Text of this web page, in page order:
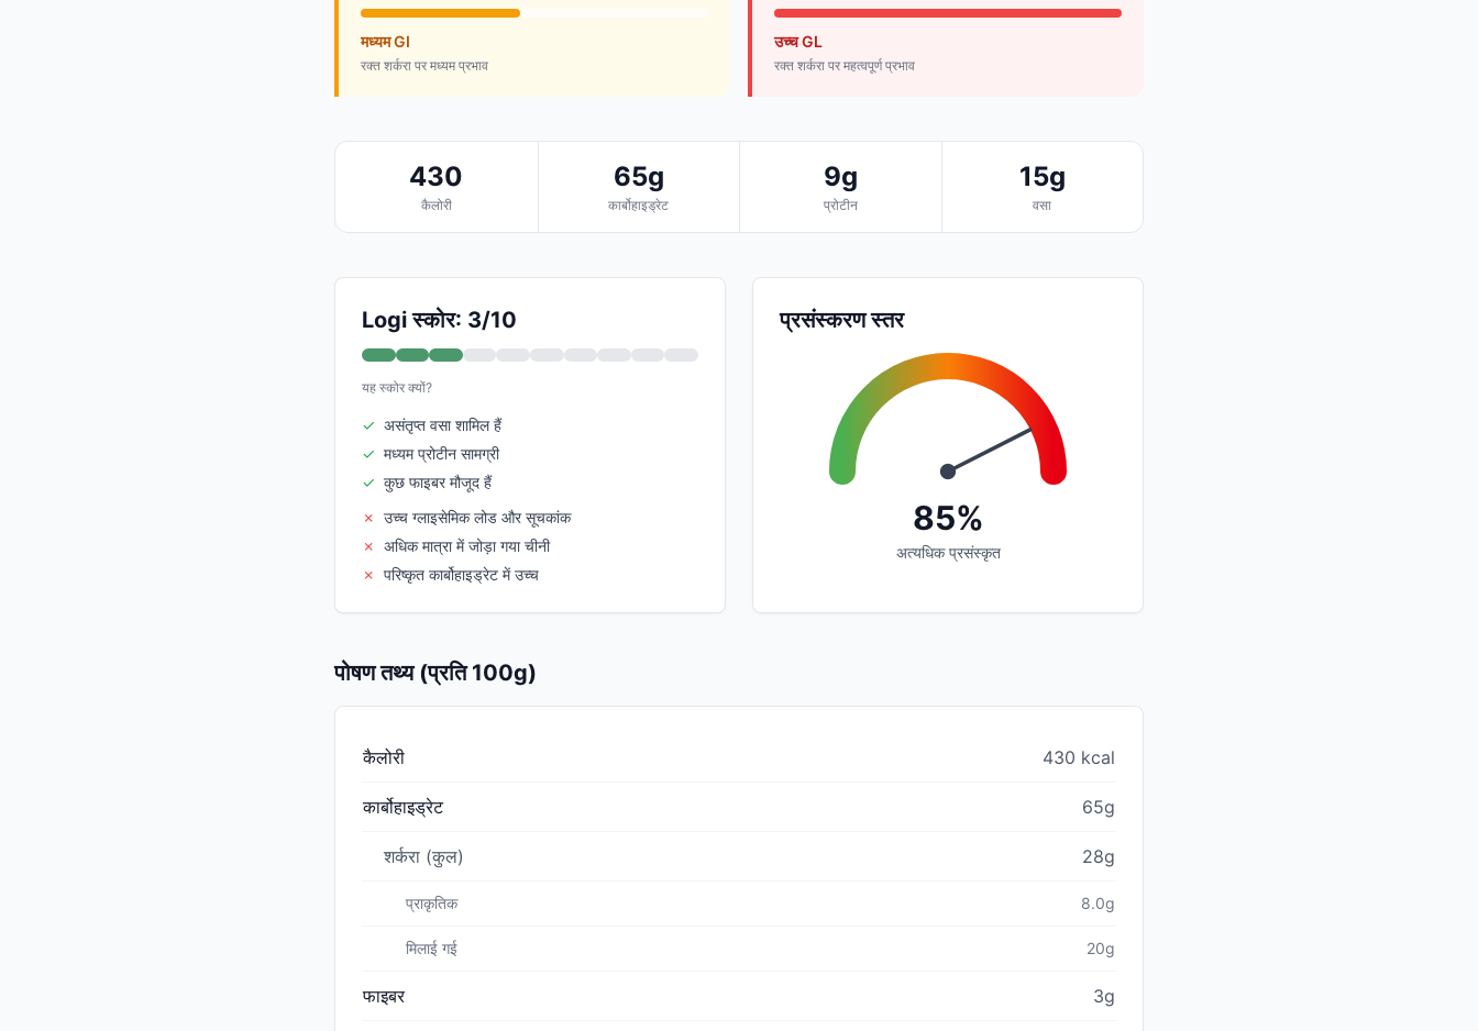
मध्यम GI
रक्त शर्करा पर मध्यम प्रभाव
उच्च GL
रक्त शर्करा पर महत्वपूर्ण प्रभाव
430
कैलोरी
65g
कार्बोहाइड्रेट
9g
प्रोटीन
15g
वसा
Logi स्कोर: 3/10
यह स्कोर क्यों?
✓ असंतृप्त वसा शामिल हैं
✓ मध्यम प्रोटीन सामग्री
✓ कुछ फाइबर मौजूद हैं
✗ उच्च ग्लाइसेमिक लोड और सूचकांक
✗ अधिक मात्रा में जोड़ा गया चीनी
✗ परिष्कृत कार्बोहाइड्रेट में उच्च
प्रसंस्करण स्तर
85%
अत्यधिक प्रसंस्कृत
पोषण तथ्य (प्रति 100g)
कैलोरी 430 kcal
कार्बोहाइड्रेट 65g
शर्करा (कुल) 28g
प्राकृतिक 8.0g
मिलाई गई 20g
फाइबर 3g